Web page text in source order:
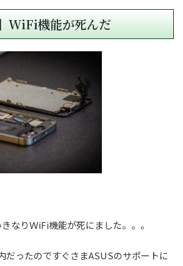
WiFi機能が死んだ
なりＷiFi機能が死にました。。。
だったのですぐさまASUSのサポートに